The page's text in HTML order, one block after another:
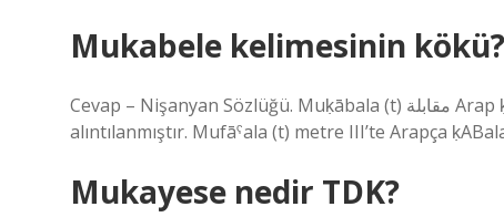
Mukabele kelimesinin kökü?
Cevap – Nişanyan Sözlüğü. Muḳābala (t) مقابلة Arap ḳbl’nin kökünden “karşılaşma, cevap” kelimesinden
Mukayese nedir TDK?